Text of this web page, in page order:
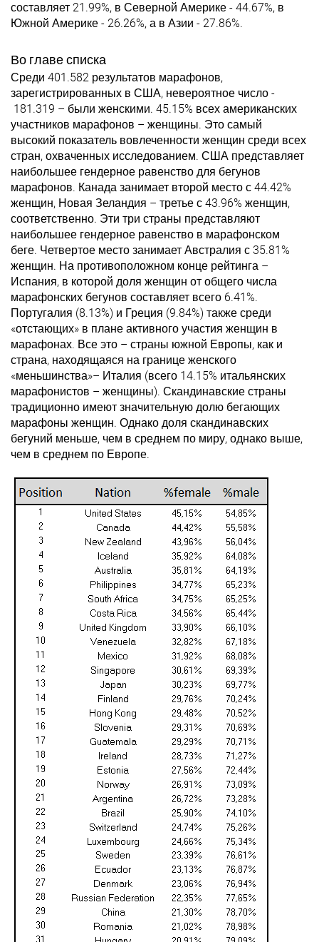
составляет 21.99%, в Северной Америке - 44.67%, в
Южной Америке - 26.26%, а в Азии - 27.86%.
Во главе списка
Среди 401.582 результатов марафонов,
зарегистрированных в США, невероятное число -
181.319 – были женскими. 45.15% всех американских
участников марафонов – женщины. Это самый
высокий показатель вовлеченности женщин среди всех
стран, охваченных исследованием. США представляет
наибольшее гендерное равенство для бегунов
марафонов. Канада занимает второй место с 44.42%
женщин, Новая Зеландия – третье с 43.96% женщин,
соответственно. Эти три страны представляют
наибольшее гендерное равенство в марафонском
беге. Четвертое место занимает Австралия с 35.81%
женщин. На противоположном конце рейтинга –
Испания, в которой доля женщин от общего числа
марафонских бегунов составляет всего 6.41%.
Португалия (8.13%) и Греция (9.84%) также среди
«отстающих» в плане активного участия женщин в
марафонах. Все это – страны южной Европы, как и
страна, находящаяся на границе женского
«меньшинства»– Италия (всего 14.15% итальянских
марафонистов – женщины). Скандинавские страны
традиционно имеют значительную долю бегающих
марафоны женщин. Однако доля скандинавских
бегуний меньше, чем в среднем по миру, однако выше,
чем в среднем по Европе.